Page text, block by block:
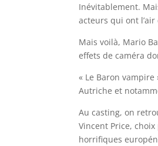
Inévitablement.
acteurs qui ont
Mais voilà, Mario
effets de caméra
« Le Baron
Autriche et
Au casting, on
Vincent Price,
horrifiques